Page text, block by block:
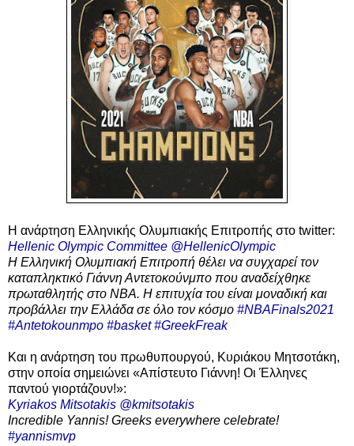
Η ανάρτηση Eλληνικής Ολυμπιακής Επιτροπής στο twitter:
Ηellenic Olympic Committee @HellenicOlympic
H Eλληνική Ολυμπιακή Επιτροπή θέλει να συγχαρεί τον
καταπληκτικό Γιάννη Αντετοκούνμπο που αναδείχθηκε
πρωταθλητής στο NBA. H επιτυχία του είναι μοναδική και
προβάλλει την Ελλάδα σε όλο τον κόσμο #NBAFinals2021
#Antetokounmpo #basket #GreekFreak
Και η ανάρτηση του πρωθυπουργού, Κυριάκου Μητσοτάκη,
στην οποία σημειώνει «Απίστευτο Γιάννη! Οι Έλληνες
παντού γιορτάζουν!»:
Kyriakos Mitsotakis @kmitsotakis
Incredible Yannis! Greeks everywhere celebrate!
#yannismvp